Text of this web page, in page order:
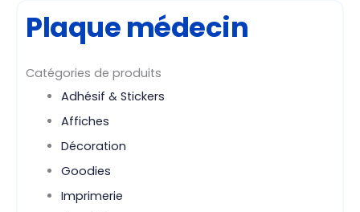
Plaque médecin
Catégories de produits
Adhésif & Stickers
Affiches
Décoration
Goodies
Imprimerie